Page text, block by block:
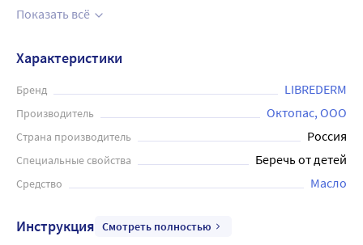
частом появлении заусенцев. В состав входят масло
витамин F . Масло питает кутикулу и ногтевую пластину,
избавляет от сухости, предупреждает появление
заусенцев и расслоения. Нанести небольшое количество
масла на ноготь и околоногтевой валик, слегка
сухой салфеткой. Используйте ежедневно.
Показать всё
Характеристики
Бренд LIBREDERM
Производитель Октопас, ООО
Страна производитель Россия
Специальные свойства Беречь от детей
Средство Масло
Инструкция Смотреть полностью